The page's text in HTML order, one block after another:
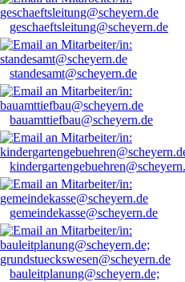
geschaeftsleitung@scheyern.de
standesamt@scheyern.de
bauamttiefbau@scheyern.de
gemeindekasse@scheyern.de
bauleitplanung@scheyern.de;